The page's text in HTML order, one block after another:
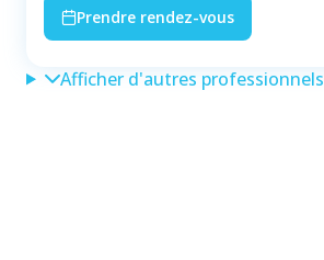
Prendre rendez-vous
Afficher d'autres professionnels